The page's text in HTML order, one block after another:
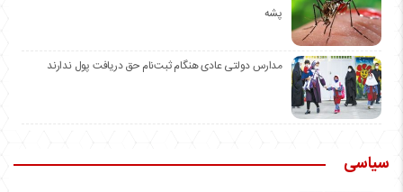
پشه
مدارس دولتی عادی هنگام ثبت‌نام حق دریافت پول ندارند
سیاسی